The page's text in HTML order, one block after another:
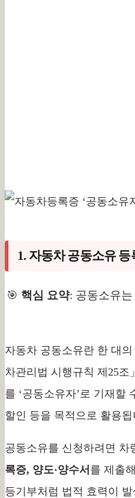
1. 자동차 공동소유 등
🎯 핵심 요약: 공동소유는
자동차 공동소유란 한 대
차관리법 시행규칙 제25조
를 ‘공동소유자’로 기재할
할인 등을 목적으로 활용됩
공동소유를 신청하려면 차
록증, 양도·양수서 를 제출
등기부처럼 법적 효력이